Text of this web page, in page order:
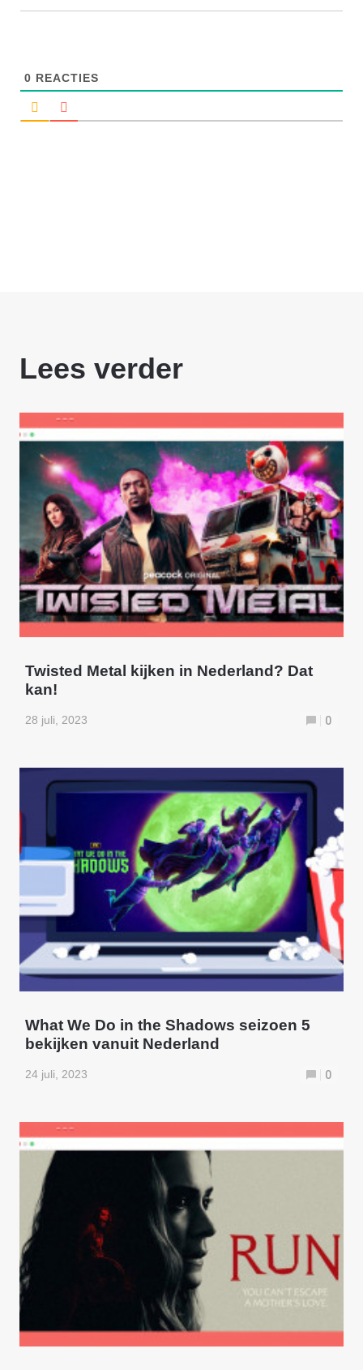
0 REACTIES
Lees verder
Twisted Metal kijken in Nederland? Dat
kan!
28 juli, 2023 0
What We Do in the Shadows seizoen 5
bekijken vanuit Nederland
24 juli, 2023 0